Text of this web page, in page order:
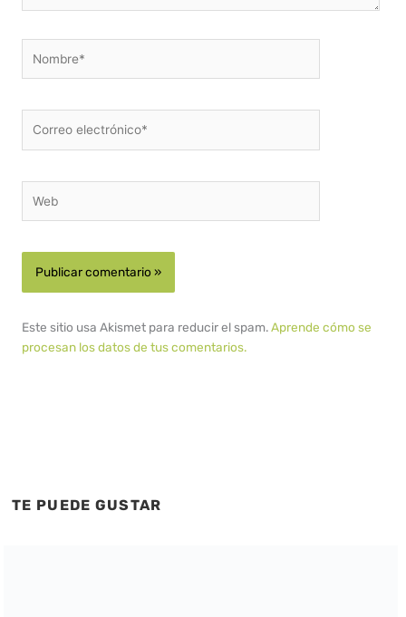
electrónico*
Este sitio usa Akismet para reducir el spam.Aprende cómo se
procesan los datos de tus comentarios.
TE PUEDE GUSTAR